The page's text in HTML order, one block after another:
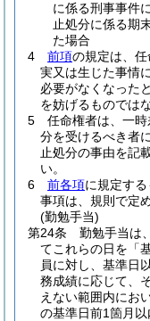
に係る刑事事件
止処分に係る期
た場合
4
前項の規定は、
実又は生じた事情
必要がなくなった
を妨げるものではな
5
任命権者は、一
分を受けるべき者
止処分の事由を記
い。
6
前各項に規定す
事項は、規則で定め
(勤勉手当)
第24条
勤勉手当は
てこれらの日を「
員に対し、基準日
務成績に応じて、
えない範囲内にお
の基準日前1箇月